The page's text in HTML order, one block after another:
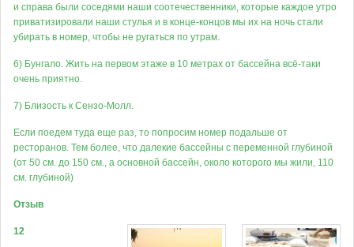
и справа были соседями наши соотечественники, которые каждое утро
приватизировали наши стулья и в конце-концов мы их на ночь стали
убирать в номер, чтобы не ругаться по утрам.
6) Бунгало. Жить на первом этаже в 10 метрах от бассейна всё-таки
очень приятно.
7) Близость к Сензо-Молл.
Если поедем туда еще раз, то попросим номер подальше от
ресторанов. Тем более, что далекие бассейны с переменной глубиной
(от 50 см. до 150 см., а основной бассейн, около которого мы жили, 110
см. глубиной)
Отзыв
12